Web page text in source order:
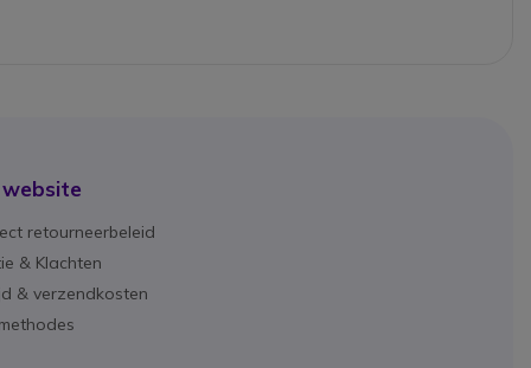
website
retourneerbeleid
& Klachten
& verzendkosten